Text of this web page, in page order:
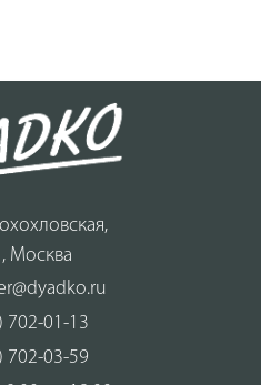
Москва
702-01-13
702-03-59